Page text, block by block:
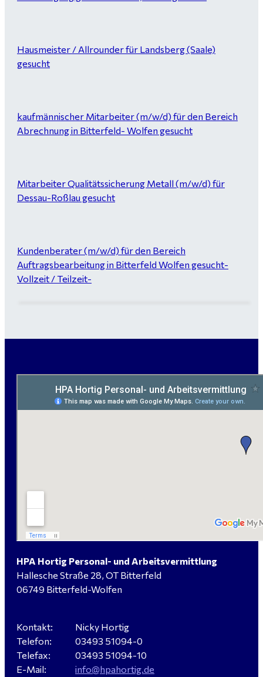
Hausmeister / Allrounder für Landsberg (Saale)
gesucht
kaufmännischer Mitarbeiter (m/w/d) für den Bereich
Abrechnung in Bitterfeld- Wolfen gesucht
Mitarbeiter Qualitätssicherung Metall (m/w/d) für
Dessau-Roßlau gesucht
Kundenberater (m/w/d) für den Bereich
Auftragsbearbeitung in Bitterfeld Wolfen gesucht-
Vollzeit / Teilzeit-
Maurer / Putzer (m/w/d) Bitterfeld-Wolfen gesucht -
ab 3.500 € (keine Montage)
Elektromeister / -techniker (m/w/d) Kalkulation /
Planung / Überwachung - Bitterfeld-Wolfen
Hausmeister (m/w/d) für ein festes Objekt in
Verkäufer / Fachberater (m/w/d) - Baustoffe Fliesen -
für Dessau-Roßlau gesucht
HPA Hortig Personal- und Arbeitsvermittlung
Hallesche Straße 28, OT Bitterfeld
06749 Bitterfeld-Wolfen
Kontakt:
Telefon:
Telefax:
E-Mail:
Nicky Hortig
03493 51094-0
03493 51094-10
info@hpahortig.de